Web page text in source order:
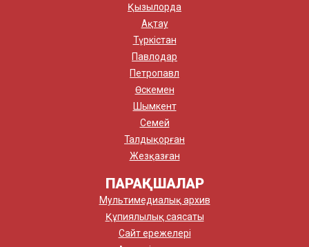
Қызылорда
Ақтау
Түркістан
Павлодар
Петропавл
Өскемен
Шымкент
Семей
Талдықорған
Жезқазған
ПАРАҚШАЛАР
Мультимедиалық архив
Құпиялылық саясаты
Сайт ережелері